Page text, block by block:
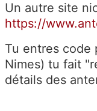
Un autre site
https://
Tu entres code
Nimes) tu fait
détails des